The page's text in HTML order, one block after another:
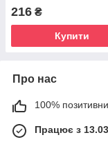
216 ₴
Купити
Про нас
100%
Працює з